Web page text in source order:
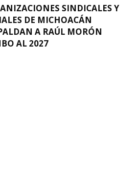
SINDICALES Y
DE MICHOACÁN
A RAÚL MORÓN
AL 2027